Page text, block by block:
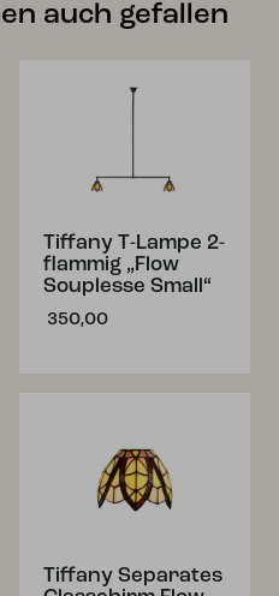
auch gefallen
Tiffany T-Lampe 2-
flammig „Flow
Souplesse Small“
350,00
Tiffany Separates